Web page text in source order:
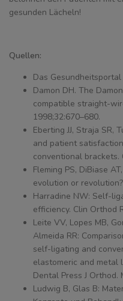
gesunden Lächeln!
Quellen:
Das Gesundheitsportal
Damon DH. The
compatible straight-
1998;32:670–680.
Eberting JJ, Straja SR,
and patient
conventional brackets.
Fleming PS, DiBiase
evolution or
Harradine NW: Self-
efficiency. Clin Orthod
Leite VV, Lopes MB,
Almeida RR:
self-ligating and
elastomeric and metal
Dental Press J Orthod.
Ludwig B, Glas B: